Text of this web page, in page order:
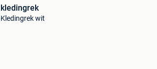
kledingrek
Kledingrek wit